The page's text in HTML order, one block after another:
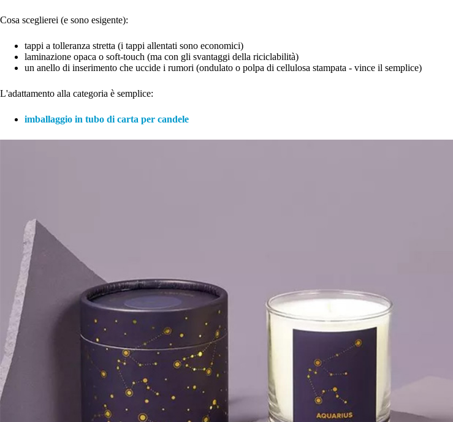
Cosa sceglierei (e sono esigente):
tappi a tolleranza stretta (i tappi allentati sono economici)
laminazione opaca o soft-touch (ma con gli svantaggi della riciclabilità)
un anello di inserimento che uccide i rumori (ondulato o polpa di cellulosa stampata - vince il semplice)
L'adattamento alla categoria è semplice:
imballaggio in tubo di carta per candele